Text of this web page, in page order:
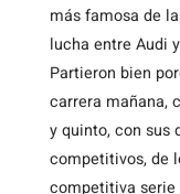
más famosa de
lucha entre Audi
Partieron bien
carrera mañana,
y quinto, con sus
competitivos, de
competitiva serie